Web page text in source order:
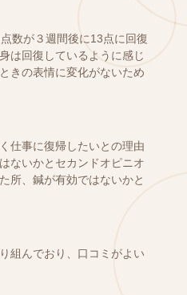
数が３週間後に13点に回復
は回復しているように感じ
きの表情に変化がないため
仕事に復帰したいとの理由
ないかとセカンドオピニオ
所、鍼が有効ではないかと
組んでおり、口コミがよい